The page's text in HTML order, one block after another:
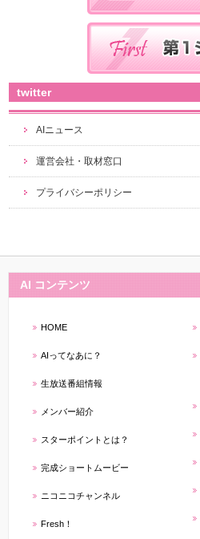
twitter
AIニュース
運営会社・取材窓口
プライバシーポリシー
AI コンテンツ
HOME
AIってなあに？
生放送番組情報
メンバー紹介
スターポイントとは？
完成ショートムービー
ニコニコチャンネル
Fresh！